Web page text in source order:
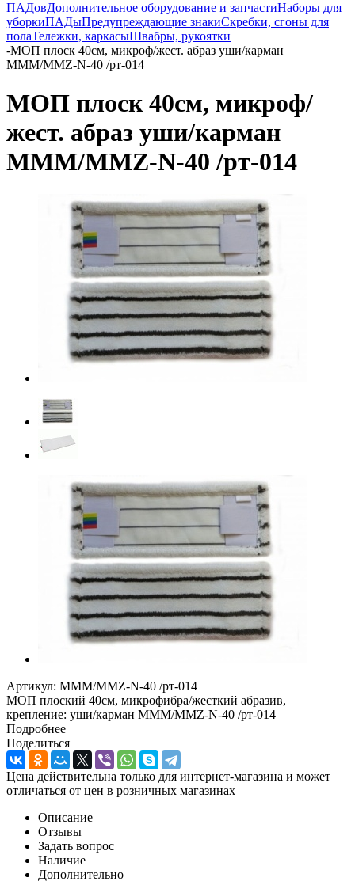
ПАДовДополнительное оборудование и запчастиНаборы для
уборкиПАДыПредупреждающие знакиСкребки, сгоны для
полаТележки, каркасыШвабры, рукоятки
-МОП плоск 40см, микроф/жест. абраз уши/карман
MMM/MMZ-N-40 /рт-014
МОП плоск 40см, микроф/
жест. абраз уши/карман
MMM/MMZ-N-40 /рт-014
Артикул: MMM/MMZ-N-40 /рт-014
МОП плоский 40см, микрофибра/жесткий абразив,
крепление: уши/карман MMM/MMZ-N-40 /рт-014
Подробнее
Поделиться
Цена действительна только для интернет-магазина и может
отличаться от цен в розничных магазинах
Описание
Отзывы
Задать вопрос
Наличие
Дополнительно